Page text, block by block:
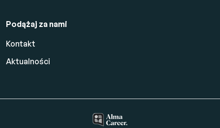
Podążaj za nami
Kontakt
Aktualności